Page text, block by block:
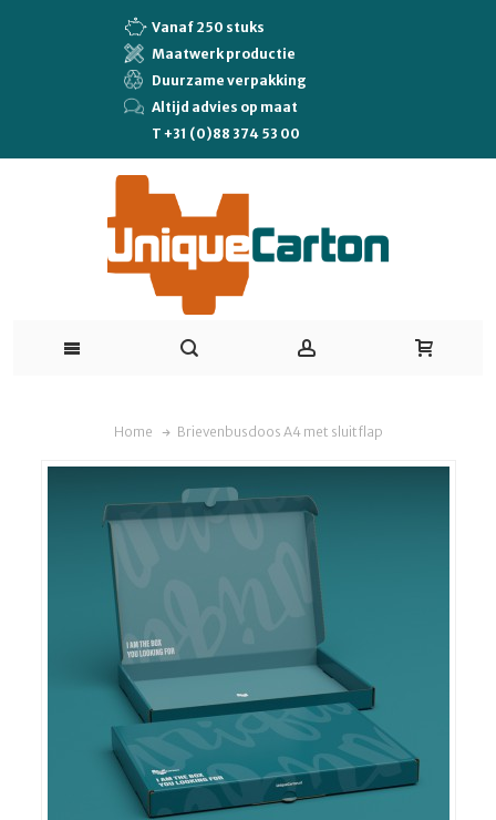
Vanaf 250 stuks
Maatwerk productie
Duurzame verpakking
Altijd advies op maat
T +31 (0)88 374 53 00
Home Brievenbusdoos A4 met sluitflap